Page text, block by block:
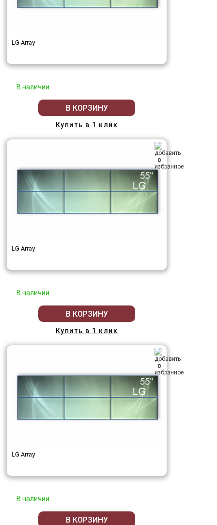
LG Array
В наличии
В КОРЗИНУ
Купить в 1 клик
LG Array
В наличии
В КОРЗИНУ
Купить в 1 клик
LG Array
В наличии
В КОРЗИНУ